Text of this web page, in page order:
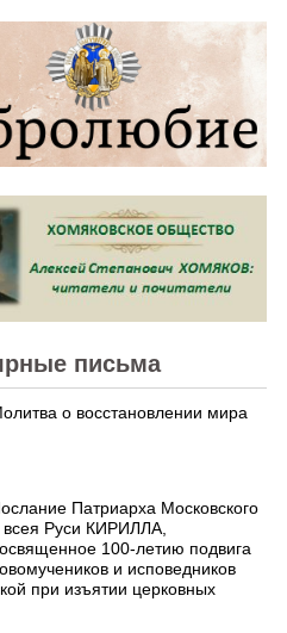
письма
о восстановлении мира
Патриарха Московского
всея Руси КИРИЛЛА,
100-летию подвига
и исповедников
при изъятии церковных